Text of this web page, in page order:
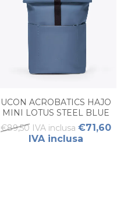
UCON ACROBATICS HAJO
MINI LOTUS STEEL BLUE
€89,50 IVA inclusa €71,60
IVA inclusa